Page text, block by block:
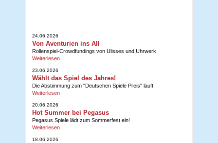
24.06.2026
Von Aventurien ins All
Rollenspiel-Crowdfundings von Ulisses und Uhrwerk
Weiterlesen
23.06.2026
Wählt das Spiel des Jahres!
Die Abstimmung zum "Deutschen Spiele Preis" läuft.
Weiterlesen
20.06.2026
Hot Summer bei Pegasus
Pegasus Spiele lädt zum Sommerfest ein!
Weiterlesen
18.06.2026